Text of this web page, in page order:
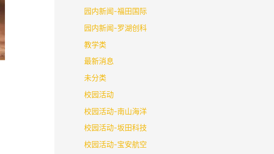
园内新闻-福田国际
园内新闻-罗湖创科
教学类
最新消息
未分类
校园活动
校园活动-南山海洋
校园活动-坂田科技
校园活动-宝安航空